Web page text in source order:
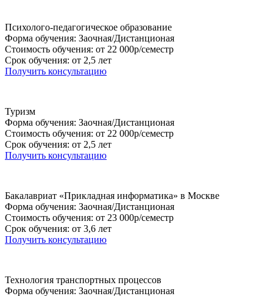
Психолого-педагогическое образование
Форма обучения: Заочная/Дистанционая
Стоимость обучения: от 22 000р/семестр
Срок обучения: от 2,5 лет
Получить консультацию
Туризм
Форма обучения: Заочная/Дистанционая
Стоимость обучения: от 22 000р/семестр
Срок обучения: от 2,5 лет
Получить консультацию
Бакалавриат «Прикладная информатика» в Москве
Форма обучения: Заочная/Дистанционая
Стоимость обучения: от 23 000р/семестр
Срок обучения: от 3,6 лет
Получить консультацию
Технология транспортных процессов
Форма обучения: Заочная/Дистанционая